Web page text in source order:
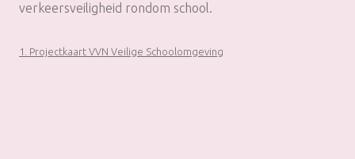
verkeersveiligheid rondom school.
1. Projectkaart VVN Veilige Schoolomgeving